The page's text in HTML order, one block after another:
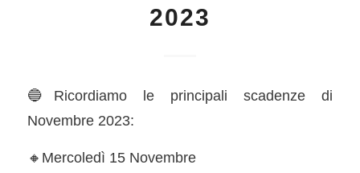
2023
🔵Ricordiamo le principali scadenze di
Novembre 2023:
🔸Mercoledì 15 Novembre